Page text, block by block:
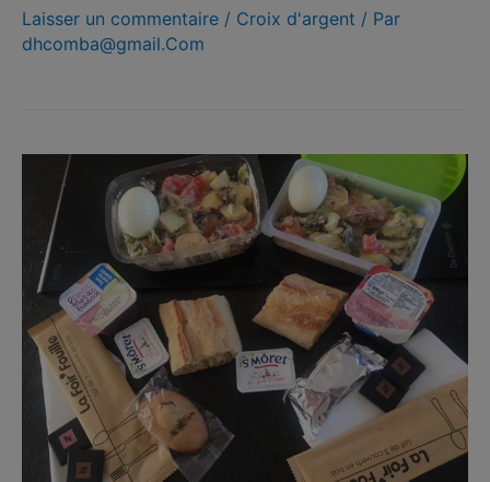
Laisser un commentaire / Croix d'argent / Par
dhcomba@gmail.Com